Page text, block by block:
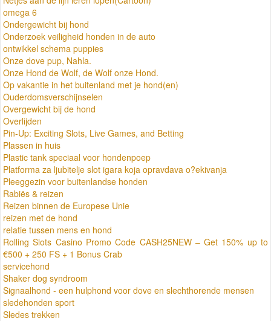
omega 6
Ondergewicht bij hond
Onderzoek veiligheid honden in de auto
ontwikkel schema puppies
Onze dove pup, Nahla.
Onze Hond de Wolf, de Wolf onze Hond.
Op vakantie in het buitenland met je hond(en)
Ouderdomsverschijnselen
Overgewicht bij de hond
Overlijden
Pin-Up: Exciting Slots, Live Games, and Betting
Plassen in huis
Plastic tank speciaal voor hondenpoep
Platforma za ljubitelje slot igara koja opravdava o?ekivanja
Pleeggezin voor buitenlandse honden
Rabiës & reizen
Reizen binnen de Europese Unie
reizen met de hond
relatie tussen mens en hond
Rolling Slots Casino Promo Code CASH25NEW – Get 150% up to
€500 + 250 FS + 1 Bonus Crab
servicehond
Shaker dog syndroom
Signaalhond - een hulphond voor dove en slechthorende mensen
sledehonden sport
Sledes trekken